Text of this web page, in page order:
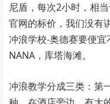
尼盾，每次2小时，相
官网的标价，我们没有
冲浪学校-奥德赛要便
NANA，库塔海滩。
冲浪教学分成三类：第